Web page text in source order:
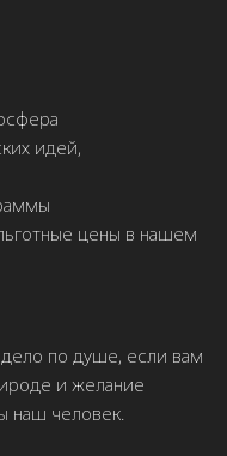
идей,
цены в нашем
по душе, если вам
и желание
наш человек.